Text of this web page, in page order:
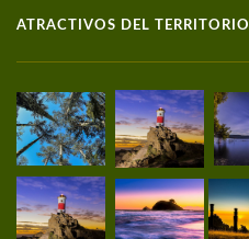
ATRACTIVOS DEL TERRITORIO